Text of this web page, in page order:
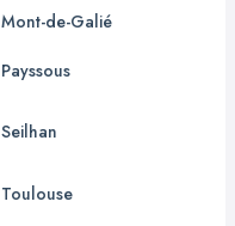
Mont-de-Galié
Payssous
Seilhan
Toulouse